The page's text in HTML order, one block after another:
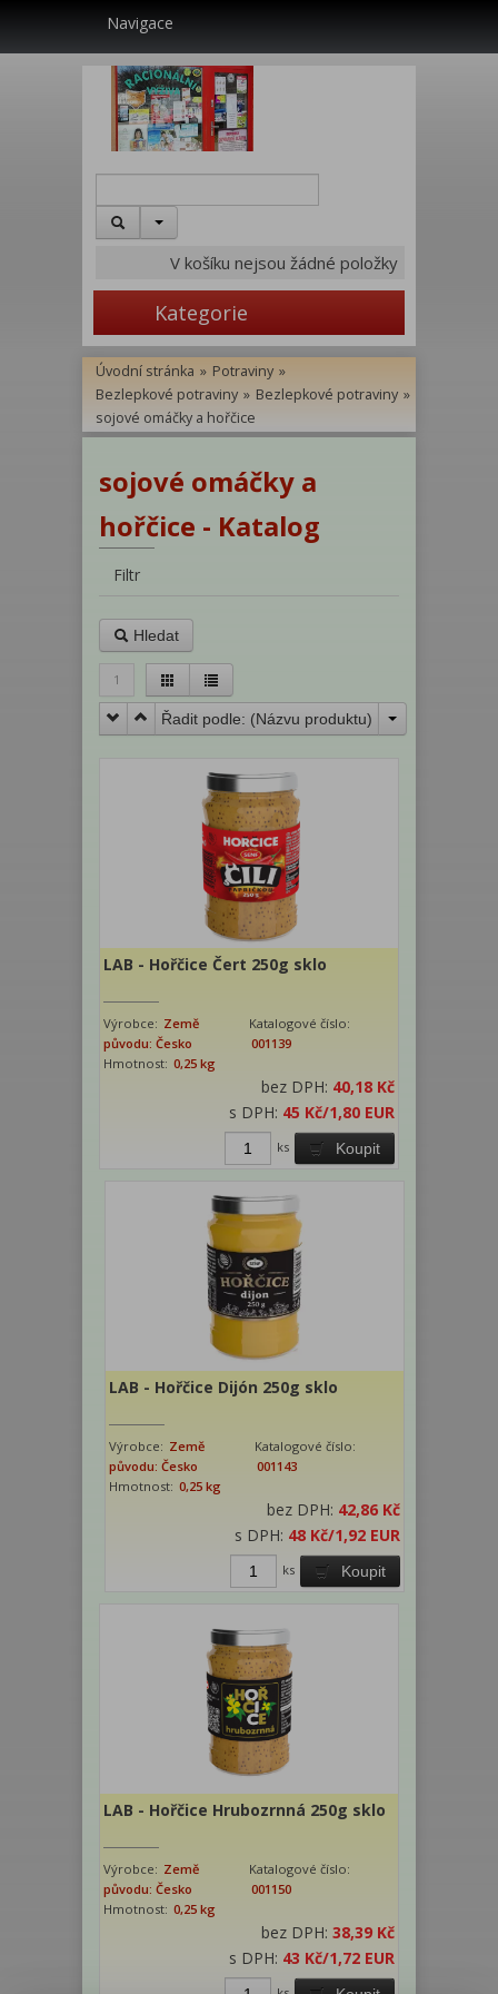
Navigace
V košíku nejsou žádné položky
Kategorie
Úvodní stránka » Potraviny »
Bezlepkové potraviny » Bezlepkové potraviny »
sojové omáčky a hořčice
sojové omáčky a
hořčice - Katalog
Filtr
Hledat
1
Řadit podle: (Názvu produktu)
LAB - Hořčice Čert 250g sklo
Výrobce: Země
původu: Česko
Katalogové číslo:
001139
Hmotnost: 0,25 kg
bez DPH: 40,18 Kč
s DPH: 45 Kč/1,80 EUR
Koupit
ks
LAB - Hořčice Dijón 250g sklo
Výrobce: Země
původu: Česko
Katalogové číslo:
001143
Hmotnost: 0,25 kg
bez DPH: 42,86 Kč
s DPH: 48 Kč/1,92 EUR
Koupit
ks
LAB - Hořčice Hrubozrnná 250g sklo
Výrobce: Země
původu: Česko
Katalogové číslo:
001150
Hmotnost: 0,25 kg
bez DPH: 38,39 Kč
s DPH: 43 Kč/1,72 EUR